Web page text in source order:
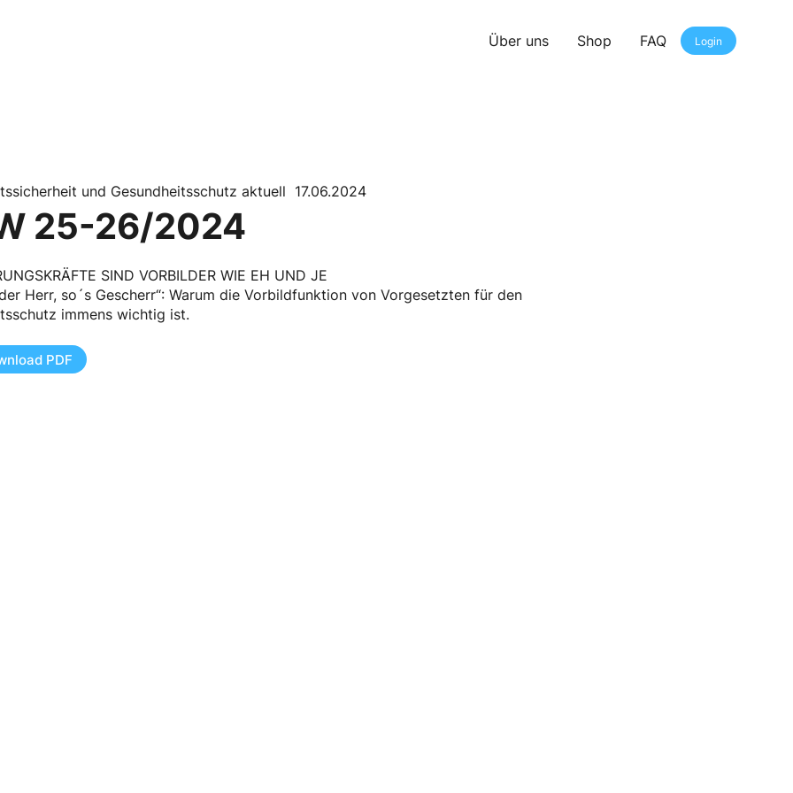
Über uns Shop FAQ Login
und Gesundheitsschutz aktuell 17.06.2024
25-26/2024
SIND VORBILDER WIE EH UND JE
Herr, so´s Gescherr“: Warum die Vorbildfunktion von Vorgesetzten für den
immens wichtig ist.
PDF